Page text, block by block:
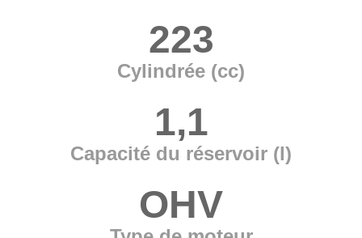
Cylindrée (cc)
223
Capacité du réservoir (l)
1,1
OHV